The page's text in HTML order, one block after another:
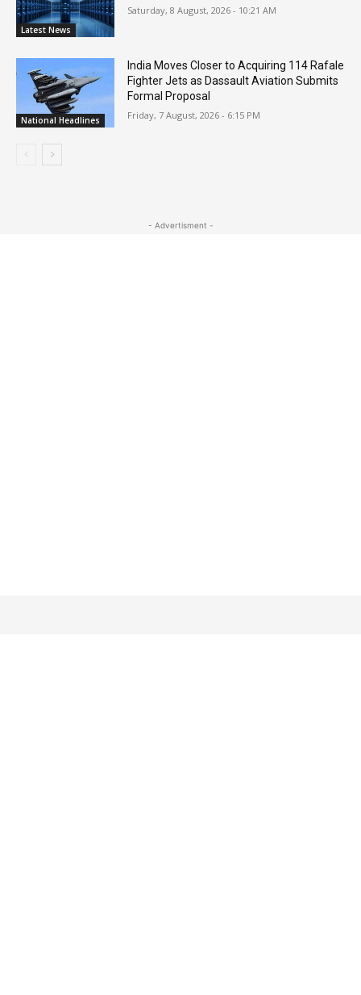
Latest News
Saturday, 8 August, 2026 - 10:21 AM
National Headlines
India Moves Closer to Acquiring 114 Rafale
Fighter Jets as Dassault Aviation Submits
Formal Proposal
Friday, 7 August, 2026 - 6:15 PM
- Advertisment -